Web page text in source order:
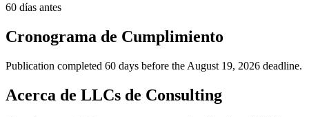
60 días antes
Cronograma de Cumplimiento
Publication completed 60 days before the August 19, 2026 deadline.
Acerca de LLCs de Consulting